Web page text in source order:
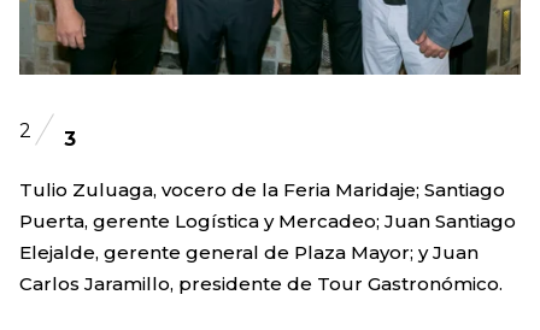
2 3
Tulio Zuluaga, vocero de la Feria Maridaje; Santiago
Puerta, gerente Logística y Mercadeo; Juan Santiago
Elejalde, gerente general de Plaza Mayor; y Juan
Carlos Jaramillo, presidente de Tour Gastronómico.